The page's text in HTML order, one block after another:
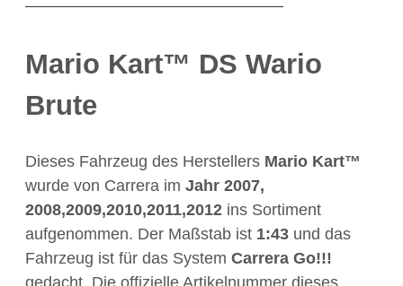
Mario Kart™ DS Wario
Brute
Dieses Fahrzeug des Herstellers Mario Kart™
wurde von Carrera im Jahr 2007,
2008,2009,2010,2011,2012 ins Sortiment
aufgenommen. Der Maßstab ist 1:43 und das
Fahrzeug ist für das System Carrera Go!!!
gedacht. Die offizielle Artikelnummer dieses